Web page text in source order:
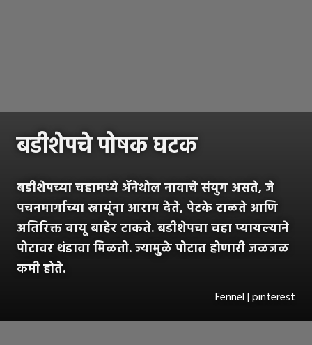
बडीशेपचे पोषक घटक
बडीशेपच्या चहामध्ये ॲनेथोल नावाचे संयुग असते, जे
पचनमार्गाच्या स्नायूंना आराम देते, पेटके टाळते आणि
अतिरिक्त वायू बाहेर टाकते. बडीशेपचा चहा प्यायल्याने
पोटावर थंडावा मिळतो. ज्यामुळे पोटात होणारी जळजळ
कमी होते.
Fennel | pinterest